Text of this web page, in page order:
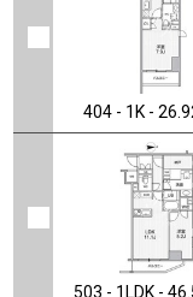
404 - 1K -
503 - 1LDK -